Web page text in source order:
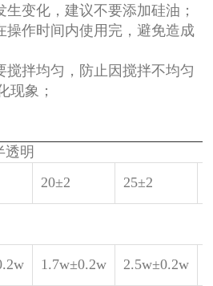
变化，建议不要添加硅油；
操作时间内使用完，避免造成
搅拌均匀，防止因搅拌不均匀
现象；
透明
20±2 25±2
1.7w±0.2w 2.5w±0.2w